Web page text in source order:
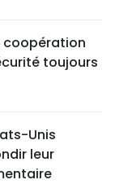
coopération
toujours
Unis
leur